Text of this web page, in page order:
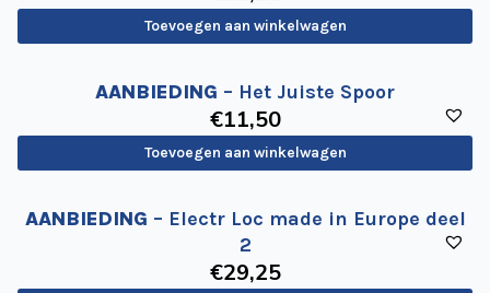
Toevoegen aan winkelwagen
AANBIEDING – Het Juiste Spoor
€11,50
Toevoegen aan winkelwagen
AANBIEDING – Electr Loc made in Europe deel
2
€29,25